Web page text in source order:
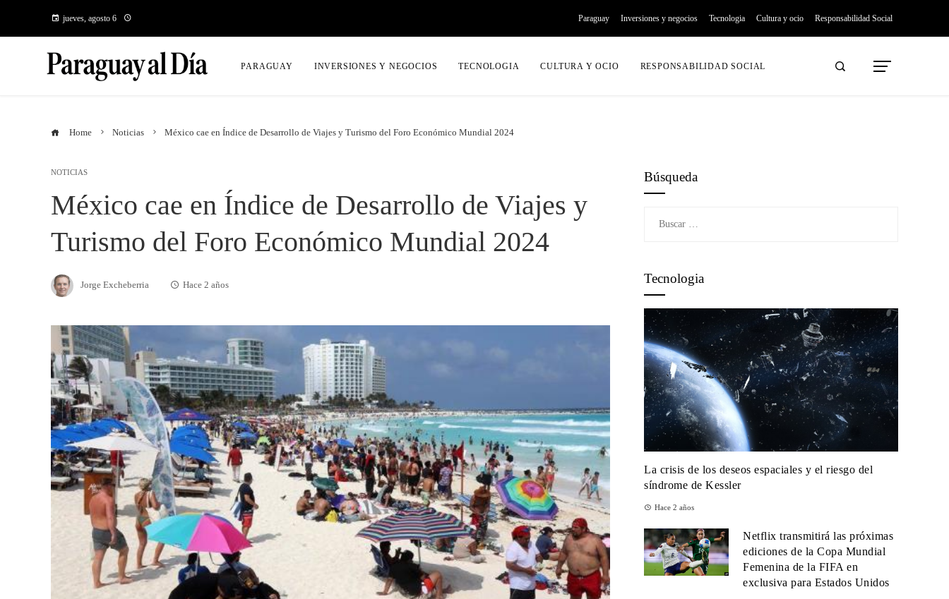
jueves, agosto 6 Paraguay Inversiones y negocios Tecnologia Cultura y ocio Responsabilidad Social
PARAGUAY INVERSIONES Y NEGOCIOS TECNOLOGIA CULTURA Y OCIO RESPONSABILIDAD SOCIAL
Home Noticias México cae en Índice de Desarrollo de Viajes y Turismo del Foro Económico Mundial 2024
NOTICIAS
México cae en Índice de Desarrollo de Viajes y
Turismo del Foro Económico Mundial 2024
Jorge Excheberria Hace 2 años
Búsqueda
Tecnologia
La crisis de los deseos espaciales y el riesgo del
síndrome de Kessler
Hace 2 años
Netflix transmitirá las próximas
ediciones de la Copa Mundial
Femenina de la FIFA en
exclusiva para Estados Unidos